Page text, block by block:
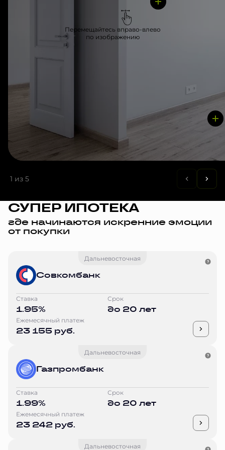
Перемещайтесь вправо-влево
по изображению
1 из 5
СУПЕР ИПОТЕКА
где начинаются искренние эмоции
от покупки
Дальневосточная
Совкомбанк
Ставка
1.95%
Срок
до 20 лет
Ежемесячный платеж
23 155 руб.
Дальневосточная
Газпромбанк
Ставка
1.99%
Срок
до 20 лет
Ежемесячный платеж
23 242 руб.
Дальневосточная